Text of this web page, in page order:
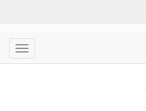
Menu
CIEKAWE